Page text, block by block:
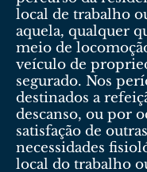
local de trabalho
aquela, qualquer
meio de
veículo de
segurado. Nos
destinados a
descanso, ou por
satisfação de outras
necessidades
local do trabalho